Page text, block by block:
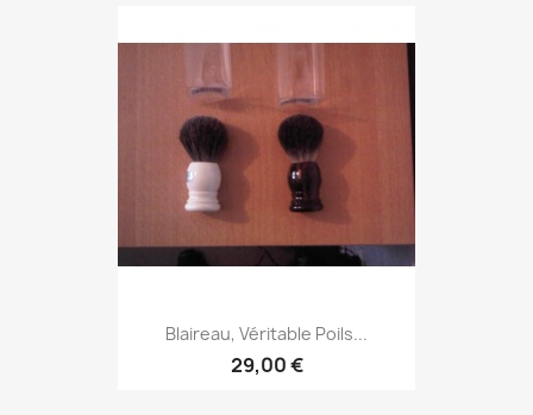
Blaireau, Véritable Poils...
29,00 €